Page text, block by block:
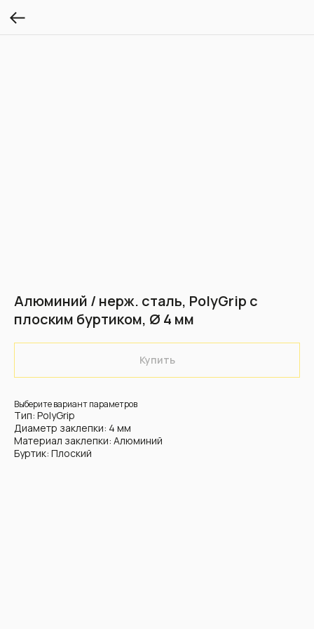
Алюминий / нерж. сталь, PolyGrip с
плоским буртиком, Ø 4 мм
Купить
Выберите вариант параметров
Тип: PolyGrip
Диаметр заклепки: 4 мм
Материал заклепки: Алюминий
Буртик: Плоский